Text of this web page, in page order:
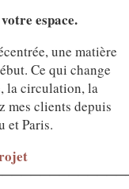
espace.
une matière
Ce qui change
la circulation, la
mes clients depuis
et Paris.